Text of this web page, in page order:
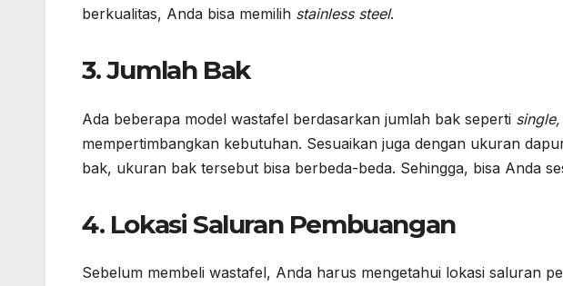
berkualitas, Anda bisa memilih stainless steel.
3. Jumlah Bak
Ada beberapa model wastafel berdasarkan jumlah bak seperti
mempertimbangkan kebutuhan. Sesuaikan juga dengan ukuran
bak, ukuran bak tersebut bisa berbeda-beda. Sehingga, bisa Anda
4. Lokasi Saluran Pembuangan
Sebelum membeli wastafel, Anda harus mengetahui lokasi saluran